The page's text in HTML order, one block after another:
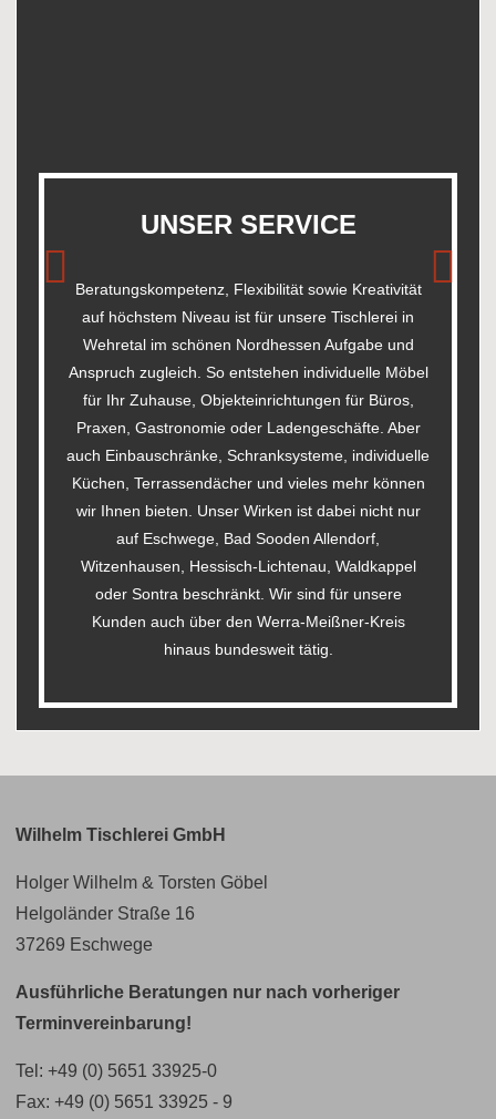
UNSER SERVICE
Beratungskompetenz, Flexibilität sowie Kreativität
auf höchstem Niveau ist für unsere Tischlerei in
Wehretal im schönen Nordhessen Aufgabe und
Anspruch zugleich. So entstehen individuelle Möbel
für Ihr Zuhause, Objekteinrichtungen für Büros,
Praxen, Gastronomie oder Ladengeschäfte. Aber
auch Einbauschränke, Schranksysteme, individuelle
Küchen, Terrassendächer und vieles mehr können
wir Ihnen bieten. Unser Wirken ist dabei nicht nur
auf Eschwege, Bad Sooden Allendorf,
Witzenhausen, Hessisch-Lichtenau, Waldkappel
oder Sontra beschränkt. Wir sind für unsere
Kunden auch über den Werra-Meißner-Kreis
hinaus bundesweit tätig.
Previous
Wilhelm Tischlerei GmbH
Holger Wilhelm & Torsten Göbel
Helgoländer Straße 16
37269 Eschwege
Ausführliche Beratungen nur nach vorheriger
Terminvereinbarung!
Tel: +49 (0) 5651 33925-0
Fax: +49 (0) 5651 33925 - 9